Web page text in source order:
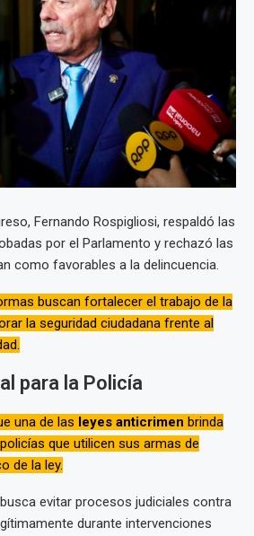
Fernando Rospigliosi, respaldó las
por el Parlamento y rechazó las
como favorables a la delincuencia.
buscan fortalecer el trabajo de la
la seguridad ciudadana frente al
para la Policía
una de las leyes anticrimen brinda
que utilicen sus armas de
de la ley.
evitar procesos judiciales contra
durante intervenciones